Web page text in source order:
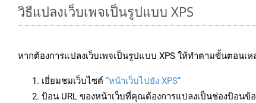
วิธีแปลงเว็บเพจเป็นรูปแบบ XPS
หากต้องการแปลงเว็บเพจเป็นรูปแบบ XPS ให้ทำตามขั้นตอนเห
เยี่ยมชมเว็บไซต์ “หน้าเว็บไปยัง XPS”
ป้อน URL ของหน้าเว็บที่คุณต้องการแปลงเป็นช่องป้อนข้